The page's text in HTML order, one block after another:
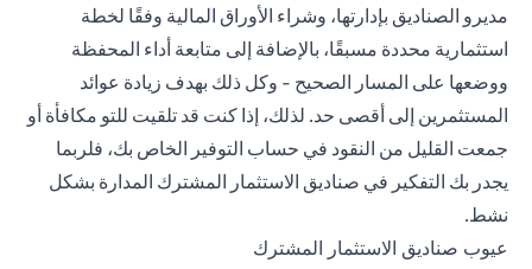
مديرو الصناديق بإدارتها، وشراء الأوراق المالية وفقًا لخطة
استثمارية محددة مسبقًا، بالإضافة إلى متابعة أداء المحفظة
ووضعها على المسار الصحيح - وكل ذلك بهدف زيادة عوائد
المستثمرين إلى أقصى حد. لذلك، إذا كنت قد تلقيت للتو مكافأة أو
جمعت القليل من النقود في حساب التوفير الخاص بك، فلربما
يجدر بك التفكير في صناديق الاستثمار المشترك المدارة بشكل
نشط.
عيوب صناديق الاستثمار المشترك